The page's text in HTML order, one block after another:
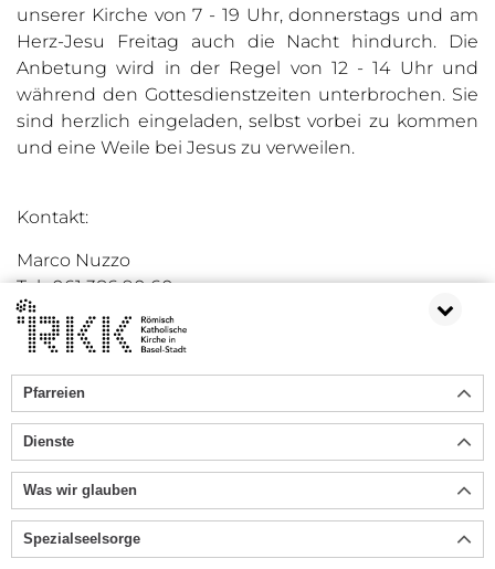
unserer Kirche von 7 - 19 Uhr, donnerstags und am
Herz-Jesu Freitag auch die Nacht hindurch. Die
Anbetung wird in der Regel von 12 - 14 Uhr und
während den Gottesdienstzeiten unterbrochen. Sie
sind herzlich eingeladen, selbst vorbei zu kommen
und eine Weile bei Jesus zu verweilen.
Kontakt:
Marco Nuzzo
Tel.: 061 386 90 60
Email: marco.nuzzo@rkk-bs.ch
Pfarreien
Dienste
Was wir glauben
Spezialseelsorge